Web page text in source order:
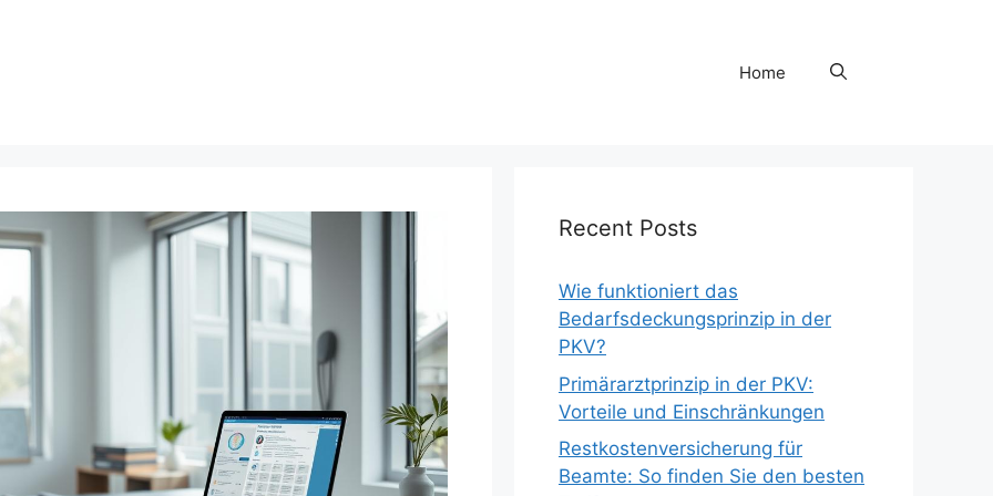
Home
Recent Posts
Wie funktioniert das
Bedarfsdeckungsprinzip in der
PKV?
Primärarztprinzip in der PKV:
Vorteile und Einschränkungen
Restkostenversicherung für
Beamte: So finden Sie den besten